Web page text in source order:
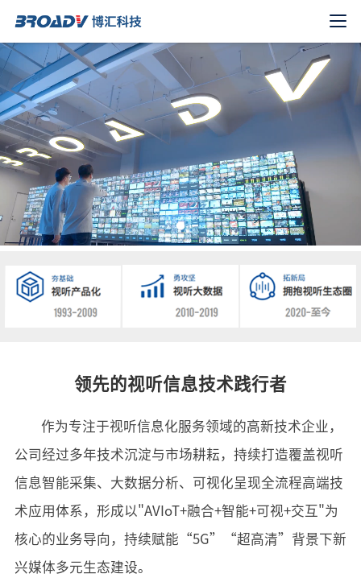
领先的视听信息技术践行者
作为专注于视听信息化服务领域的高新技术企业，
公司经过多年技术沉淀与市场耕耘，持续打造覆盖视听
信息智能采集、大数据分析、可视化呈现全流程高端技
术应用体系，形成以"AVIoT+融合+智能+可视+交互"为
核心的业务导向，持续赋能“5G”“超高清”背景下新
兴媒体多元生态建设。